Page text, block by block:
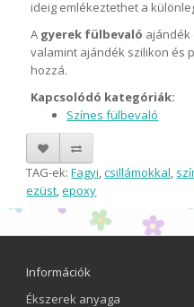
ideig emlékeztethet a
A gyerek fülbevaló ajándék
valamint ajándék szilikon és
hozzá.
Kapcsolódó kategóriák:
Színes fülbevaló
TAG-ek:Fagyi,csillámokkal,
ezüst,epoxy
Információk
Ékszerek anyaga